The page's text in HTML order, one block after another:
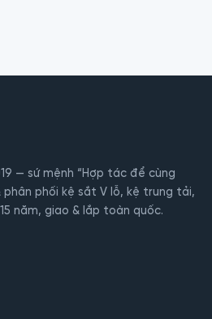
— sứ mệnh “Hợp tác để cùng
phân phối kệ sắt V lỗ, kệ trung tải,
năm, giao & lắp toàn quốc.